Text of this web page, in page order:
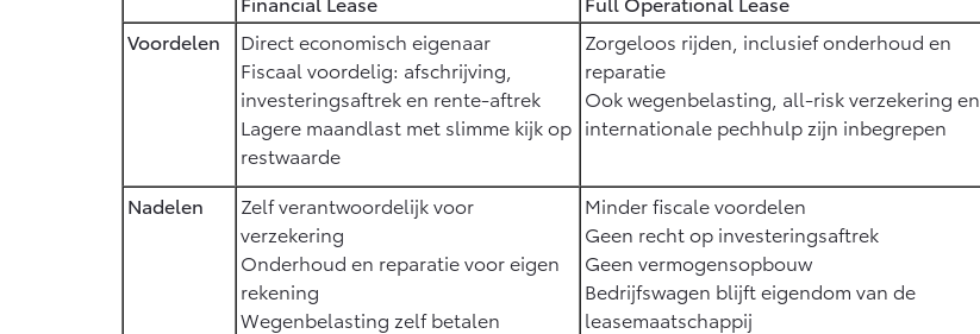
Voordelen
Direct economisch eigenaar
Fiscaal voordelig: afschrijving,
investeringsaftrek en rente-aftrek
Lagere maandlast met slimme kijk op
restwaarde
Zorgeloos rijden, inclusief onderhoud en
reparatie
Ook wegenbelasting, all-risk verzekering en
internationale pechhulp zijn inbegrepen
Nadelen
Zelf verantwoordelijk voor
verzekering
Onderhoud en reparatie voor eigen
rekening
Wegenbelasting zelf betalen
Minder fiscale voordelen
Geen recht op investeringsaftrek
Geen vermogensopbouw
Bedrijfswagen blijft eigendom van de
leasemaatschappij